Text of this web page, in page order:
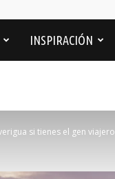
INSPIRACIÓN
si tienes el gen viajero